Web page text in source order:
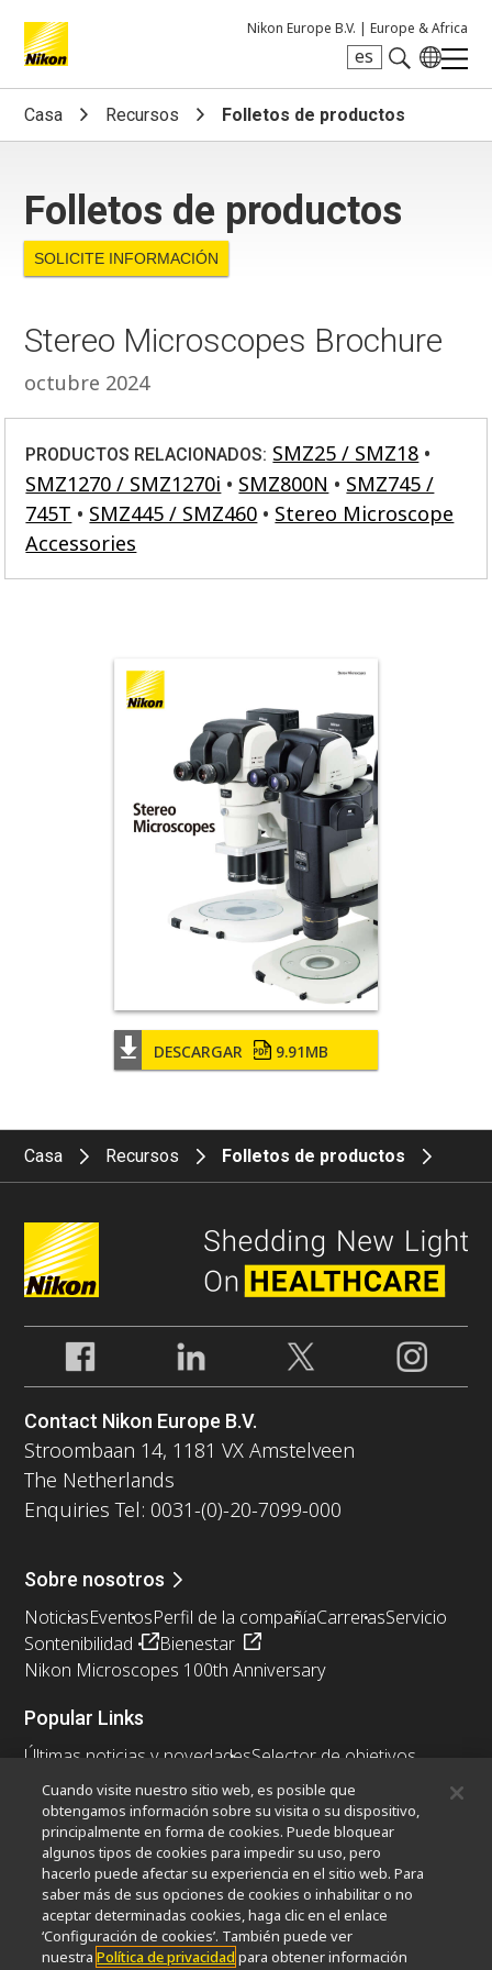
Nikon Europe B.V. | Europe & Africa
es
Search keyword(s)
Casa Recursos Folletos de productos
Folletos de productos
SOLICITE INFORMACIÓN
DESCARGAR 9.91MB
Stereo Microscopes Brochure
octubre 2024
PRODUCTOS RELACIONADOS: SMZ25 / SMZ18
SMZ1270 / SMZ1270i
SMZ800N
SMZ745 /
745T
SMZ445 / SMZ460
Stereo Microscope
Accessories
Casa Recursos Folletos de productos
Contact Nikon Europe B.V.
Stroombaan 14, 1181 VX Amstelveen
The Netherlands
Enquiries Tel: 0031-(0)-20-7099-000
Sobre nosotros
NoticiasEventosPerfil de la compañíaCarrerasServicio
Sontenibilidad
Bienestar
Nikon Microscopes 100th Anniversary
Popular Links
Últimas noticias y novedadesSelector de objetivos
Resolution Calculator PubScopeOEM
Nikon Small World
MicroscopyU
Otros Productos Nikon
Productos de imagen
Microscopía industrial y metrología
Sistemas de litografía semiconductores
Cuando visite nuestro sitio web, es posible que
obtengamos información sobre su visita o su dispositivo,
principalmente en forma de cookies. Puede bloquear
algunos tipos de cookies para impedir su uso, pero
hacerlo puede afectar su experiencia en el sitio web. Para
saber más de sus opciones de cookies o inhabilitar o no
aceptar determinadas cookies, haga clic en el enlace
‘Configuración de cookies’. También puede ver
nuestraPolítica de privacidad para obtener información